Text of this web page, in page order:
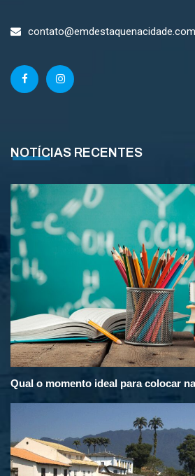
NOTÍCIAS RECENTES
Qual o momento ideal para colocar